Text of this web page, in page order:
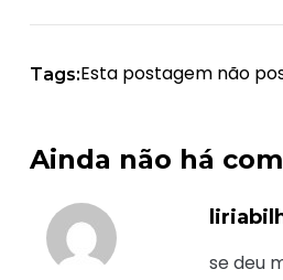
Tags:Esta postagem não
Ainda não há
se deu